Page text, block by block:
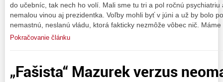
do učebníc, tak nech ho volí. Mali sme tu tri a pol ročnú
nemalou vinou aj prezidentka. Voľby mohli byť v júni a už by bolo
nemastnú, neslanú vládu, ktorá fakticky nezmôže vôbec nič.
Pokračovanie článku
„Fašista“ Mazurek verzus